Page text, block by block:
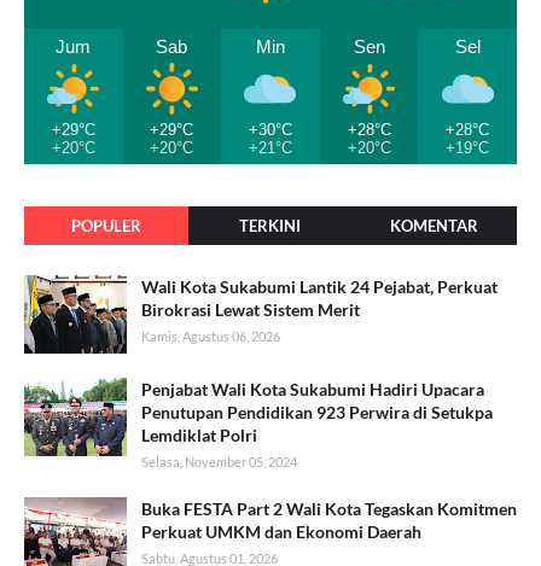
Jum
+29°C
+20°C
Sab
+29°C
+20°C
Min
+30°C
+21°C
Sen
+28°C
+20°C
Sel
+28°C
+19°C
POPULER TERKINI KOMENTAR
Wali Kota Sukabumi Lantik 24 Pejabat, Perkuat
Birokrasi Lewat Sistem Merit
Kamis, Agustus 06, 2026
Penjabat Wali Kota Sukabumi Hadiri Upacara
Penutupan Pendidikan 923 Perwira di Setukpa
Lemdiklat Polri
Selasa, November 05, 2024
Buka FESTA Part 2 Wali Kota Tegaskan Komitmen
Perkuat UMKM dan Ekonomi Daerah
Sabtu, Agustus 01, 2026